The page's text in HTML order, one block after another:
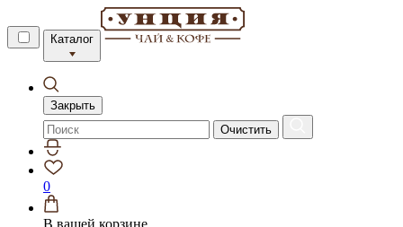
Каталог
Закрыть
Очистить
0
В вашей корзине